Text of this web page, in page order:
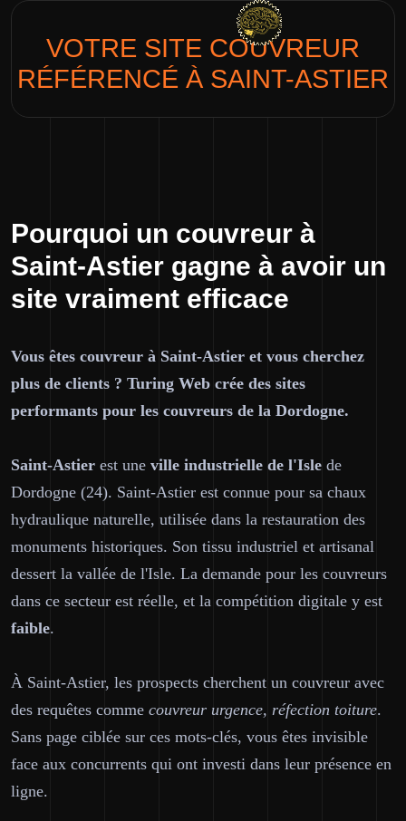
VOTRE SITE COUVREUR
RÉFÉRENCÉ À SAINT-ASTIER
Pourquoi un couvreur à
Saint-Astier gagne à avoir un
site vraiment efficace
Vous êtes couvreur à Saint-Astier et vous cherchez
plus de clients ? Turing Web crée des sites
performants pour les couvreurs de la Dordogne.
Saint-Astier est une ville industrielle de l'Isle de
Dordogne (24). Saint-Astier est connue pour sa chaux
hydraulique naturelle, utilisée dans la restauration des
monuments historiques. Son tissu industriel et artisanal
dessert la vallée de l'Isle. La demande pour les couvreurs
dans ce secteur est réelle, et la compétition digitale y est
faible.
À Saint-Astier, les prospects cherchent un couvreur avec
des requêtes comme couvreur urgence, réfection toiture.
Sans page ciblée sur ces mots-clés, vous êtes invisible
face aux concurrents qui ont investi dans leur présence en
ligne.